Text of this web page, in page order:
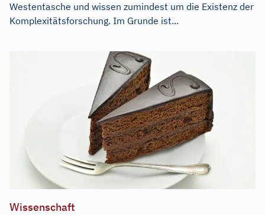
Westentasche und wissen zumindest um die Existenz der
Komplexitätsforschung. Im Grunde ist...
Wissenschaft